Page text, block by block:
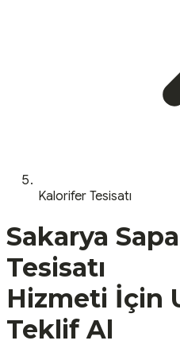
Kalorifer Tesisatı
Sakarya
Tesisatı
Hizmeti İçin
Teklif Al